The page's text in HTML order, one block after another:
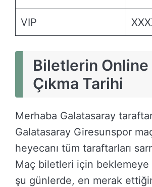
VIP
Biletlerin Online
Çıkma Tarihi
Merhaba Galatasaray
Galatasaray Giresunspor
heyecanı tüm taraftarları
Maç biletleri için beklemeye
şu günlerde, en merak